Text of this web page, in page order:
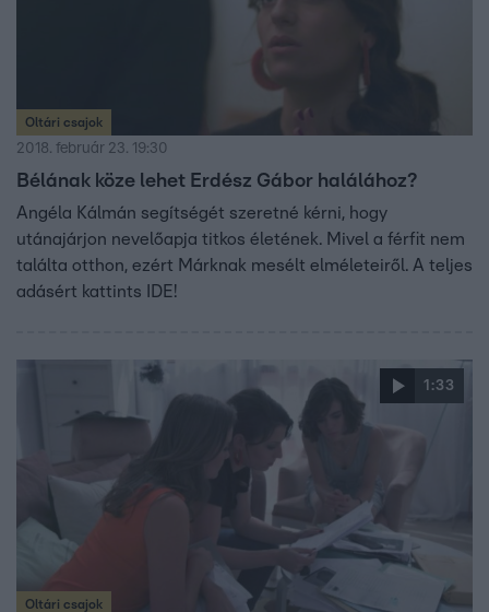
Oltári csajok
2018. február 23. 19:30
Bélának köze lehet Erdész Gábor halálához?
Angéla Kálmán segítségét szeretné kérni, hogy
utánajárjon nevelőapja titkos életének. Mivel a férfit nem
találta otthon, ezért Márknak mesélt elméleteiről. A teljes
adásért kattints IDE!
1:33
Oltári csajok